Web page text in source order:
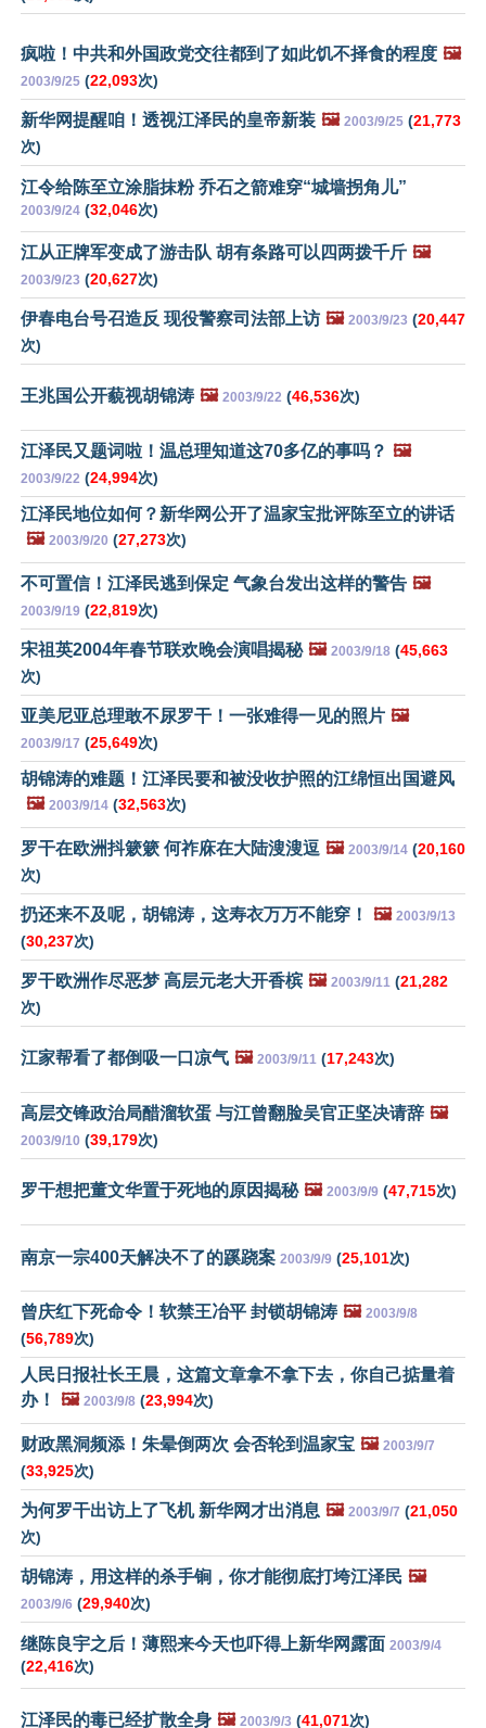
疯啦！中共和外国政党交往都到了如此饥不择食的程度 🖼️
2003/9/25 (22,093次)
新华网提醒咱！透视江泽民的皇帝新装 🖼️ 2003/9/25 (21,773
次)
江令给陈至立涂脂抹粉 乔石之箭难穿“城墙拐角儿”
2003/9/24 (32,046次)
江从正牌军变成了游击队 胡有条路可以四两拨千斤 🖼️
2003/9/23 (20,627次)
伊春电台号召造反 现役警察司法部上访 🖼️ 2003/9/23 (20,447
次)
王兆国公开藐视胡锦涛 🖼️ 2003/9/22 (46,536次)
江泽民又题词啦！温总理知道这70多亿的事吗？ 🖼️
2003/9/22 (24,994次)
江泽民地位如何？新华网公开了温家宝批评陈至立的讲话
🖼️ 2003/9/20 (27,273次)
不可置信！江泽民逃到保定 气象台发出这样的警告 🖼️
2003/9/19 (22,819次)
宋祖英2004年春节联欢晚会演唱揭秘 🖼️ 2003/9/18 (45,663
次)
亚美尼亚总理敢不尿罗干！一张难得一见的照片 🖼️
2003/9/17 (25,649次)
胡锦涛的难题！江泽民要和被没收护照的江绵恒出国避风
🖼️ 2003/9/14 (32,563次)
罗干在欧洲抖簌簌 何祚庥在大陆溲溲逗 🖼️ 2003/9/14 (20,160
次)
扔还来不及呢，胡锦涛，这寿衣万万不能穿！ 🖼️ 2003/9/13
(30,237次)
罗干欧洲作尽恶梦 高层元老大开香槟 🖼️ 2003/9/11 (21,282
次)
江家帮看了都倒吸一口凉气 🖼️ 2003/9/11 (17,243次)
高层交锋政治局醋溜软蛋 与江曾翻脸吴官正坚决请辞 🖼️
2003/9/10 (39,179次)
罗干想把董文华置于死地的原因揭秘 🖼️ 2003/9/9 (47,715次)
南京一宗400天解决不了的蹊跷案 2003/9/9 (25,101次)
曾庆红下死命令！软禁王冶平 封锁胡锦涛 🖼️ 2003/9/8
(56,789次)
人民日报社长王晨，这篇文章拿不拿下去，你自己掂量着
办！
🖼️ 2003/9/8 (23,994次)
财政黑洞频添！朱晕倒两次 会否轮到温家宝 🖼️ 2003/9/7
(33,925次)
为何罗干出访上了飞机 新华网才出消息 🖼️ 2003/9/7 (21,050
次)
胡锦涛，用这样的杀手锏，你才能彻底打垮江泽民 🖼️
2003/9/6 (29,940次)
继陈良宇之后！薄熙来今天也吓得上新华网露面 2003/9/4
(22,416次)
江泽民的毒已经扩散全身 🖼️ 2003/9/3 (41,071次)